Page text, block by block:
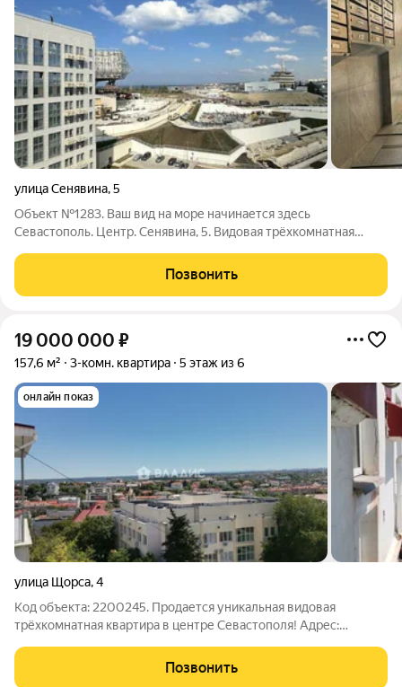
улица Сенявина,5
Объект №1283. Ваш вид на море начинается здесь
Севастополь. Центр. Сенявина, 5. Видовая трёхкомнатная
работы, творчества. Высокие потолки,
Позвонить
19 000 000 ₽
157,6 м² 3-комн. квартира 5 этаж из 6
онлайн показ
улица Щорса,4
Код объекта: 2200245. Продается уникальная видовая
трёхкомнатная квартира в центре Севастополя! Адрес:
соединяются удобство и
Позвонить